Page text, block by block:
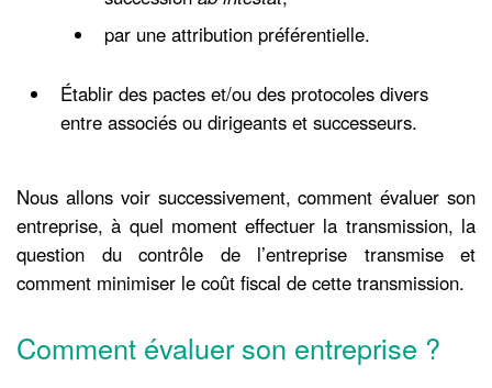
par une attribution préférentielle.
Établir des pactes et/ou des protocoles divers
entre associés ou dirigeants et successeurs.
Nous allons voir successivement, comment évaluer son
entreprise, à quel moment effectuer la transmission, la
question du contrôle de l’entreprise transmise et
comment minimiser le coût fiscal de cette transmission.
Comment évaluer son entreprise ?